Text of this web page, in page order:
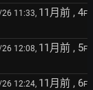
11:33, 11月前 , 4F
12:08, 11月前 , 5F
12:24, 11月前 , 6F